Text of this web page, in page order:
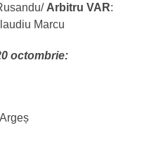
Arbitru VAR:
Marcu
octombrie: